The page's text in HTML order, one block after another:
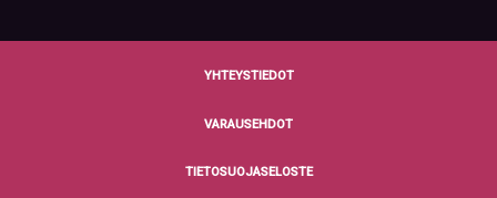
YHTEYSTIEDOT
VARAUSEHDOT
TIETOSUOJASELOSTE